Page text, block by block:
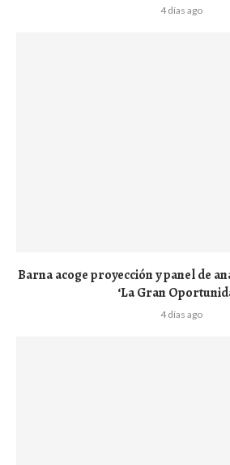
4 días ago
Barna acoge proyección y panel de
‘La Gran
4 días ago